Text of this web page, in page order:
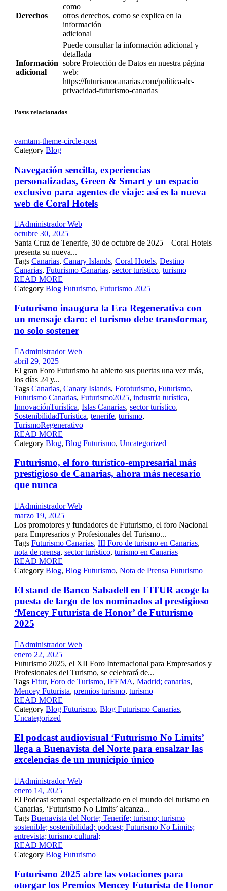
Derechos
como
otros derechos, como se explica en la
información
adicional
Información
adicional
Puede consultar la información adicional y
detallada
sobre Protección de Datos en nuestra página
web:
https://futurismocanarias.com/politica-de-
privacidad-futurismo-canarias
Posts relacionados
vamtam-theme-circle-post
Category Blog
Navegación sencilla, experiencias
personalizadas, Green & Smart y un espacio
exclusivo para agentes de viaje: así es la nueva
web de Coral Hotels
Administrador Web
octubre 30, 2025
Santa Cruz de Tenerife, 30 de octubre de 2025 – Coral Hotels
presenta su nueva...
Tags Canarias, Canary Islands, Coral Hotels, Destino
Canarias, Futurismo Canarias, sector turístico, turismo
READ MORE
Category Blog Futurismo, Futurismo 2025
Futurismo inaugura la Era Regenerativa con
un mensaje claro: el turismo debe transformar,
no solo sostener
Administrador Web
abril 29, 2025
El gran Foro Futurismo ha abierto sus puertas una vez más,
los días 24 y...
Tags Canarias, Canary Islands, Foroturismo, Futurismo,
Futurismo Canarias, Futurismo2025, industria turística,
InnovaciónTurística, Islas Canarias, sector turístico,
SostenibilidadTurística, tenerife, turismo,
TurismoRegenerativo
READ MORE
Category Blog, Blog Futurismo, Uncategorized
Futurismo, el foro turístico-empresarial más
prestigioso de Canarias, ahora más necesario
que nunca
Administrador Web
marzo 19, 2025
Los promotores y fundadores de Futurismo, el foro Nacional
para Empresarios y Profesionales del Turismo...
Tags Futurismo Canarias, III Foro de turismo en Canarias,
nota de prensa, sector turístico, turismo en Canarias
READ MORE
Category Blog, Blog Futurismo, Nota de Prensa Futurismo
El stand de Banco Sabadell en FITUR acoge la
puesta de largo de los nominados al prestigioso
‘Mencey Futurista de Honor’ de Futurismo
2025
Administrador Web
enero 22, 2025
Futurismo 2025, el XII Foro Internacional para Empresarios y
Profesionales del Turismo, se celebrará de...
Tags Fitur, Foro de Turismo, IFEMA, Madrid; canarias,
Mencey Futurista, premios turismo, turismo
READ MORE
Category Blog Futurismo, Blog Futurismo Canarias,
Uncategorized
El podcast audiovisual ‘Futurismo No Limits’
llega a Buenavista del Norte para ensalzar las
excelencias de un municipio único
Administrador Web
enero 14, 2025
El Podcast semanal especializado en el mundo del turismo en
Canarias, ‘Futurismo No Limits’ alcanza...
Tags Buenavista del Norte; Tenerife; turismo; turismo
sostenible; sostenibilidad; podcast; Futurismo No Limits;
entrevista; turismo cultural;
READ MORE
Category Blog Futurismo
Futurismo 2025 abre las votaciones para
otorgar los Premios Mencey Futurista de Honor